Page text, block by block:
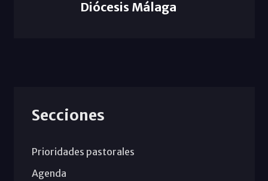
Diócesis Málaga
Secciones
Prioridades pastorales
Agenda